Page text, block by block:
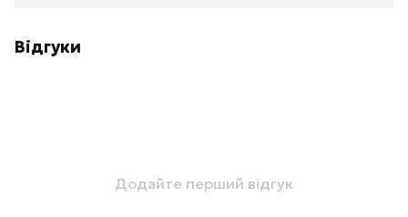
Відгуки
Додайте перший відгук